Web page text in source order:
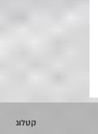
קטלוג